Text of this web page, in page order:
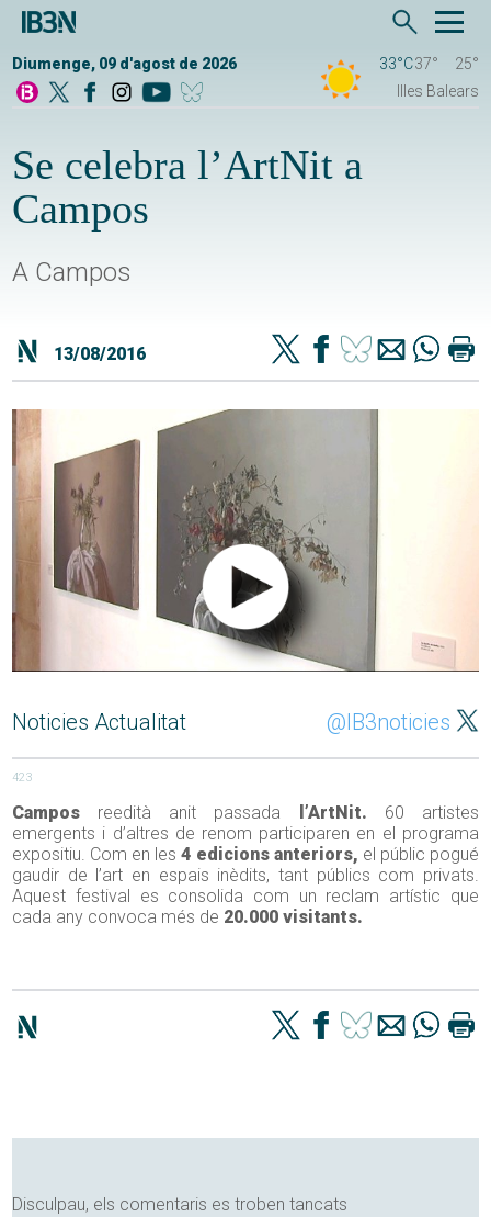
Diumenge, 09 d'agost de 2026 33°C37°
25°
Illes Balears
Se celebra l’ArtNit a
Campos
A Campos
13/08/2016
Noticies Actualitat @IB3noticies
423
Campos reedità anit passada l’ArtNit. 60 artistes
emergents i d’altres de renom participaren en el programa
expositiu. Com en les4 edicions anteriors, el públic pogué
gaudir de l’art en espais inèdits, tant públics com privats.
Aquest festival es consolida com un reclam artístic que
cada any convoca més de 20.000 visitants.
Disculpau, els comentaris es troben tancats